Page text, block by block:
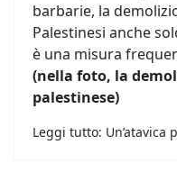
barbarie, la
Palestinesi anche
è una misura
(nella foto, la
palestinese)
Leggi tutto: